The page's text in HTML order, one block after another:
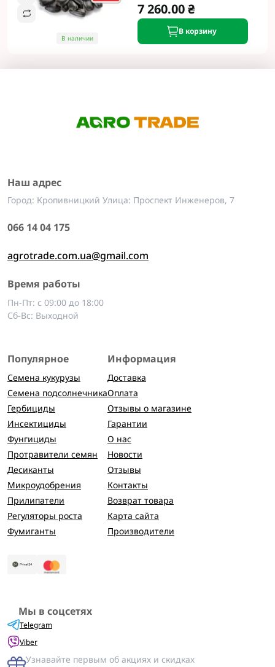
В наличии
7 260.00 ₴
В корзину
Наш адрес
Город: Кропивницкий Улица: Проспект Инженеров, 7
066 14 04 175
agrotrade.com.ua@gmail.com
Время работы
Пн-Пт: с 09:00 до 18:00
Сб-Вс: Выходной
Популярное
Семена кукурузы
Семена подсолнечника
Гербициды
Инсектициды
Фунгициды
Протравители семян
Десиканты
Микроудобрения
Прилипатели
Регуляторы роста
Фумиганты
Информация
Доставка
Оплата
Отзывы о магазине
Гарантии
О нас
Новости
Отзывы
Контакты
Возврат товара
Карта сайта
Производители
Мы в соцсетях
Telegram
Viber
Узнавайте первым об акциях и скидках